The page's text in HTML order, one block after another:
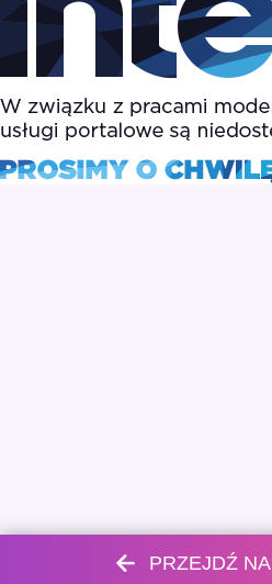
PRZEJDŹ NA